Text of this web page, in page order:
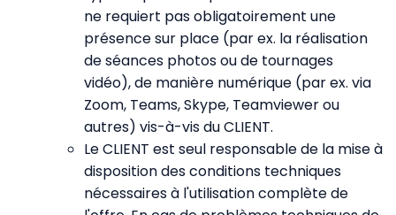
ne requiert pas obligatoirement une
présence sur place (par ex. la réalisation
de séances photos ou de tournages
vidéo), de manière numérique (par ex. via
Zoom, Teams, Skype, Teamviewer ou
autres) vis-à-vis du CLIENT.
Le CLIENT est seul responsable de la mise à
disposition des conditions techniques
nécessaires à l'utilisation complète de